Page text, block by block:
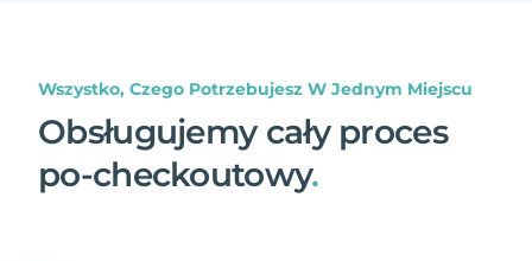
Wszystko, Czego Potrzebujesz W Jednym Miejscu
Obsługujemy cały proces
po-checkoutowy.